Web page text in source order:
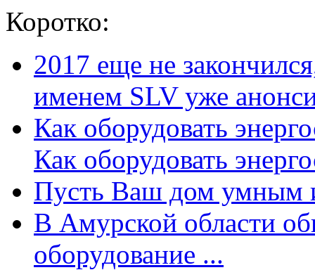
Коротко:
2017 еще не
именем SLV уже
Как оборудовать
Как оборудовать
Пусть Ваш дом умным
В Амурской области
оборудование ...